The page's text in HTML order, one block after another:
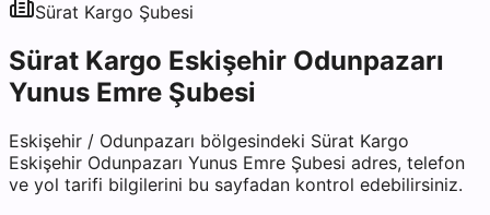
Sürat Kargo Şubesi
Sürat Kargo Eskişehir Odunpazarı
Yunus Emre Şubesi
Eskişehir / Odunpazarı bölgesindeki Sürat Kargo
Eskişehir Odunpazarı Yunus Emre Şubesi adres, telefon
ve yol tarifi bilgilerini bu sayfadan kontrol edebilirsiniz.